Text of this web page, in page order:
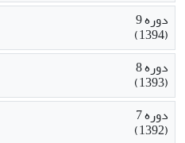
دوره 9
(1394)
دوره 8
(1393)
دوره 7
(1392)